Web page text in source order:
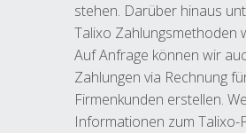
stehen. Darüber hinaus
Talixo Zahlungsmethoden
Auf Anfrage können wir
Zahlungen via Rechnung
Firmenkunden erstellen.
Informationen zum Talixo-